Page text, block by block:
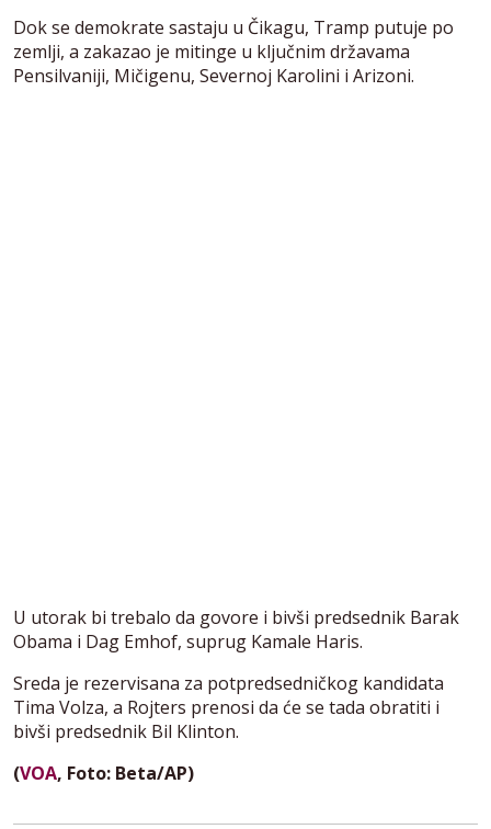
Dok se demokrate sastaju u Čikagu, Tramp putuje po
zemlji, a zakazao je mitinge u ključnim državama
Pensilvaniji, Mičigenu, Severnoj Karolini i Arizoni.
U utorak bi trebalo da govore i bivši predsednik Barak
Obama i Dag Emhof, suprug Kamale Haris.
Sreda je rezervisana za potpredsedničkog kandidata
Tima Volza, a Rojters prenosi da će se tada obratiti i
bivši predsednik Bil Klinton.
(VOA, Foto: Beta/AP)